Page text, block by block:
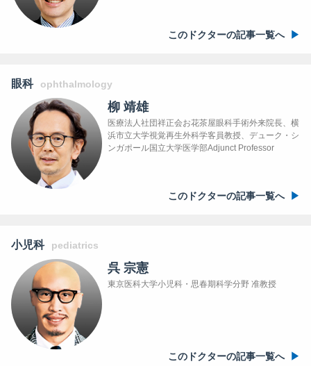
このドクターの記事一覧へ
眼科 ophthalmology
柳 靖雄
医療法人社団祥正会お花茶屋眼科手術外来院長、横
浜市立大学視覚再生外科学客員教授、デューク・シ
ンガポール国立大学医学部Adjunct Professor
このドクターの記事一覧へ
小児科 pediatrics
呉 宗憲
東京医科大学小児科・思春期科学分野 准教授
このドクターの記事一覧へ